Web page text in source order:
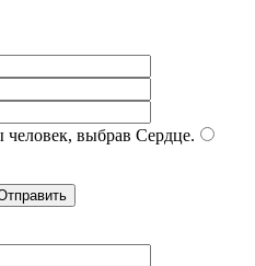
выбрав Сердце.